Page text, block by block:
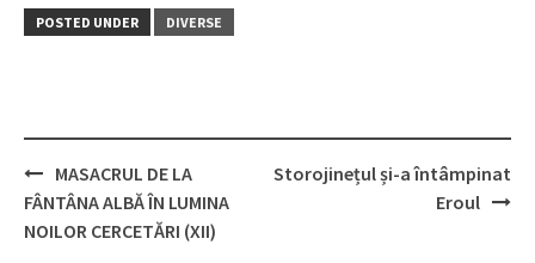
POSTED UNDER DIVERSE
Post
navigation
MASACRUL DE LA
FÂNTÂNA ALBĂ ÎN LUMINA
NOILOR CERCETĂRI (XII)
Storojinețul și-a întâmpinat
Eroul